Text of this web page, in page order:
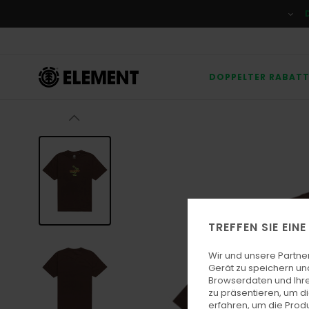
Produktinformation
DOPPELTER RABATT
TREFFEN SIE
Wir und unsere
Gerät zu speichern
Browserdaten und
zu präsentieren, um
erfahren, um die